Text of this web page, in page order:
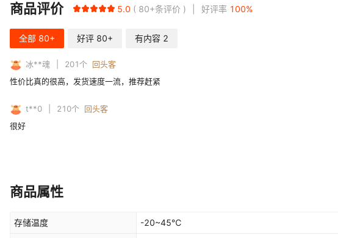
商品评价 5.0 80+条评价 好评率 100%
全部 80+ 好评 80+ 有内容 2
冰**魂 201个 回头客
性价比真的很高，发货速度一流，推荐赶紧
t**0 210个 回头客
很好
商品属性
存储温度 -20~45℃